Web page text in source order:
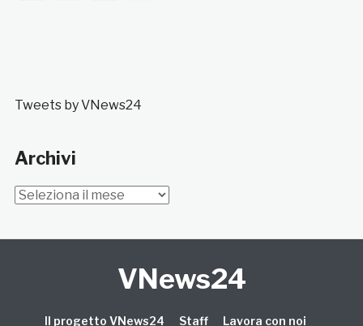
Tweets by VNews24
Archivi
Archivi
VNews24
Il progetto VNews24 Staff Lavora con noi